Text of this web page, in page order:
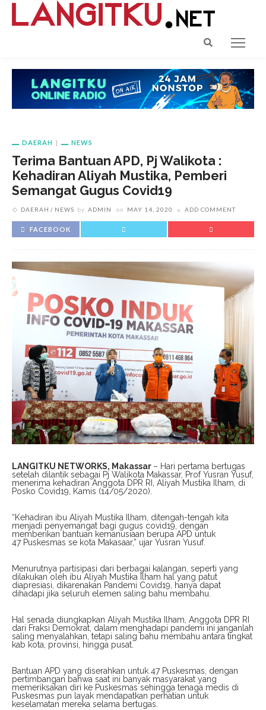
DAERAH NEWS
Terima Bantuan APD, Pj Walikota :
Kehadiran Aliyah Mustika, Pemberi
Semangat Gugus Covid19
DAERAH NEWS by ADMIN on MAY 14, 2020 ADD COMMENT
FACEBOOK
LANGITKU NETWORKS, Makassar – Hari pertama bertugas
setelah dilantik sebagai Pj Walikota Makassar, Prof Yusran Yusuf,
menerima kehadiran Anggota DPR RI, Aliyah Mustika Ilham, di
Posko Covid19, Kamis (14/05/2020).
“Kehadiran ibu Aliyah Mustika Ilham, ditengah-tengah kita
menjadi penyemangat bagi gugus covid19, dengan
memberikan bantuan kemanusiaan berupa APD untuk
47 Puskesmas se kota Makasaar,” ujar Yusran Yusuf.
Menurutnya partisipasi dari berbagai kalangan, seperti yang
dilakukan oleh ibu Aliyah Mustika Ilham hal yang patut
diapresiasi, dikarenakan Pandemi Covid19, hanya dapat
dihadapi jika seluruh elemen saling bahu membahu.
Hal senada diungkapkan Aliyah Mustika Ilham, Anggota DPR RI
dari Fraksi Demokrat, dalam menghadapi pandemi ini janganlah
saling menyalahkan, tetapi saling bahu membahu antara tingkat
kab kota, provinsi, hingga pusat.
Bantuan APD yang diserahkan untuk 47 Puskesmas, dengan
pertimbangan bahwa saat ini banyak masyarakat yang
memeriksakan diri ke Puskesmas sehingga tenaga medis di
Puskesmas pun layak mendapatkan perhatian untuk
keselamatan mereka selama bertugas.